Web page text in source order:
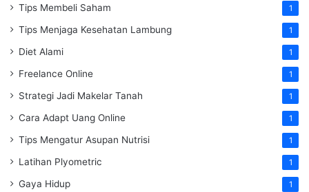
Tips Membeli Saham 1
Tips Menjaga Kesehatan Lambung 1
Diet Alami 1
Freelance Online 1
Strategi Jadi Makelar Tanah 1
Cara Adapt Uang Online 1
Tips Mengatur Asupan Nutrisi 1
Latihan Plyometric 1
Gaya Hidup 1